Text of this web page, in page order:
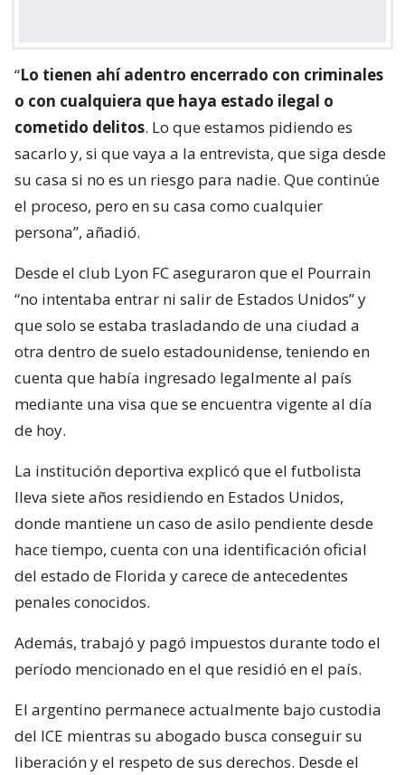
“Lo tienen ahí adentro encerrado con criminales
o con cualquiera que haya estado ilegal o
cometido delitos. Lo que estamos pidiendo es
sacarlo y, si que vaya a la entrevista, que siga desde
su casa si no es un riesgo para nadie. Que continúe
el proceso, pero en su casa como cualquier
persona”, añadió.
Desde el club Lyon FC aseguraron que el Pourrain
“no intentaba entrar ni salir de Estados Unidos” y
que solo se estaba trasladando de una ciudad a
otra dentro de suelo estadounidense, teniendo en
cuenta que había ingresado legalmente al país
mediante una visa que se encuentra vigente al día
de hoy.
La institución deportiva explicó que el futbolista
lleva siete años residiendo en Estados Unidos,
donde mantiene un caso de asilo pendiente desde
hace tiempo, cuenta con una identificación oficial
del estado de Florida y carece de antecedentes
penales conocidos.
Además, trabajó y pagó impuestos durante todo el
período mencionado en el que residió en el país.
El argentino permanece actualmente bajo custodia
del ICE mientras su abogado busca conseguir su
liberación y el respeto de sus derechos. Desde el